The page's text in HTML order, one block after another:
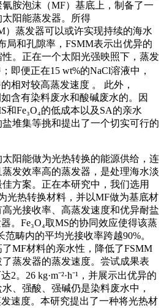
胺泡沫（MF）基底上，制备了一
阳能蒸发器。所得
）蒸发器可以或许实现持续的海水
局和孔隙率，FSMM表示出优异的
。正在一个太阳光强映照下，蒸发
；即便正在15 wt%的NaCl溶液中，
的相对较高蒸发速度 。 此外，
含有染料废水和酸碱废水的。因
和Fe₃O₄的低成本以及SA的亲水
堆集等挑和提出了一个切实可行的
能做为光热转换的能源供给，连
发效率高的蒸发器，是处理海水淡
方案。正在本研究中，我们选用
光热转换材料，并以MF做为基底材
光接收率、高蒸发速度和优异耐盐
。Fe₃O₄取MS的协同效应使得该蒸
范畴内的平均光接收率跨越90%。
MF材料的亲水性，降低了FSMM
蒸发器的蒸发速度。尝试成果表
。26 kg·m⁻²·h⁻¹，并展示出优异的
、强酸、强碱仍是染料废水中，
速度。本研究提出了一种将光热材